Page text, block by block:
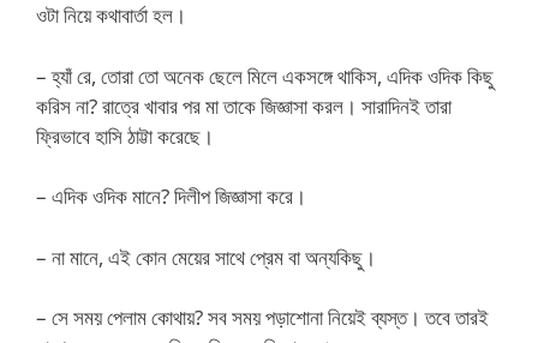
ওটা নিয়ে কথাবার্তা হল।
– হ্যাঁ রে, তোরা তো অনেক ছেলে মিলে একসঙ্গে থাকিস, এদিক ওদিক কিছু
করিস না? রাত্রে খাবার পর মা তাকে জিজ্ঞাসা করল। সারাদিনই তারা
ফ্রিভাবে হাসি ঠাট্টা করেছে।
– এদিক ওদিক মানে? দিলীপ জিজ্ঞাসা করে।
– না মানে, এই কোন মেয়ের সাথে প্রেম বা অন্যকিছু।
– সে সময় পেলাম কোথায়? সব সময় পড়াশোনা নিয়েই ব্যস্ত। তবে তারই